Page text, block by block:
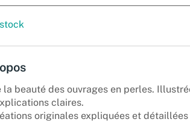
la beauté des ouvrages en perles.
claires.
originales expliquées et